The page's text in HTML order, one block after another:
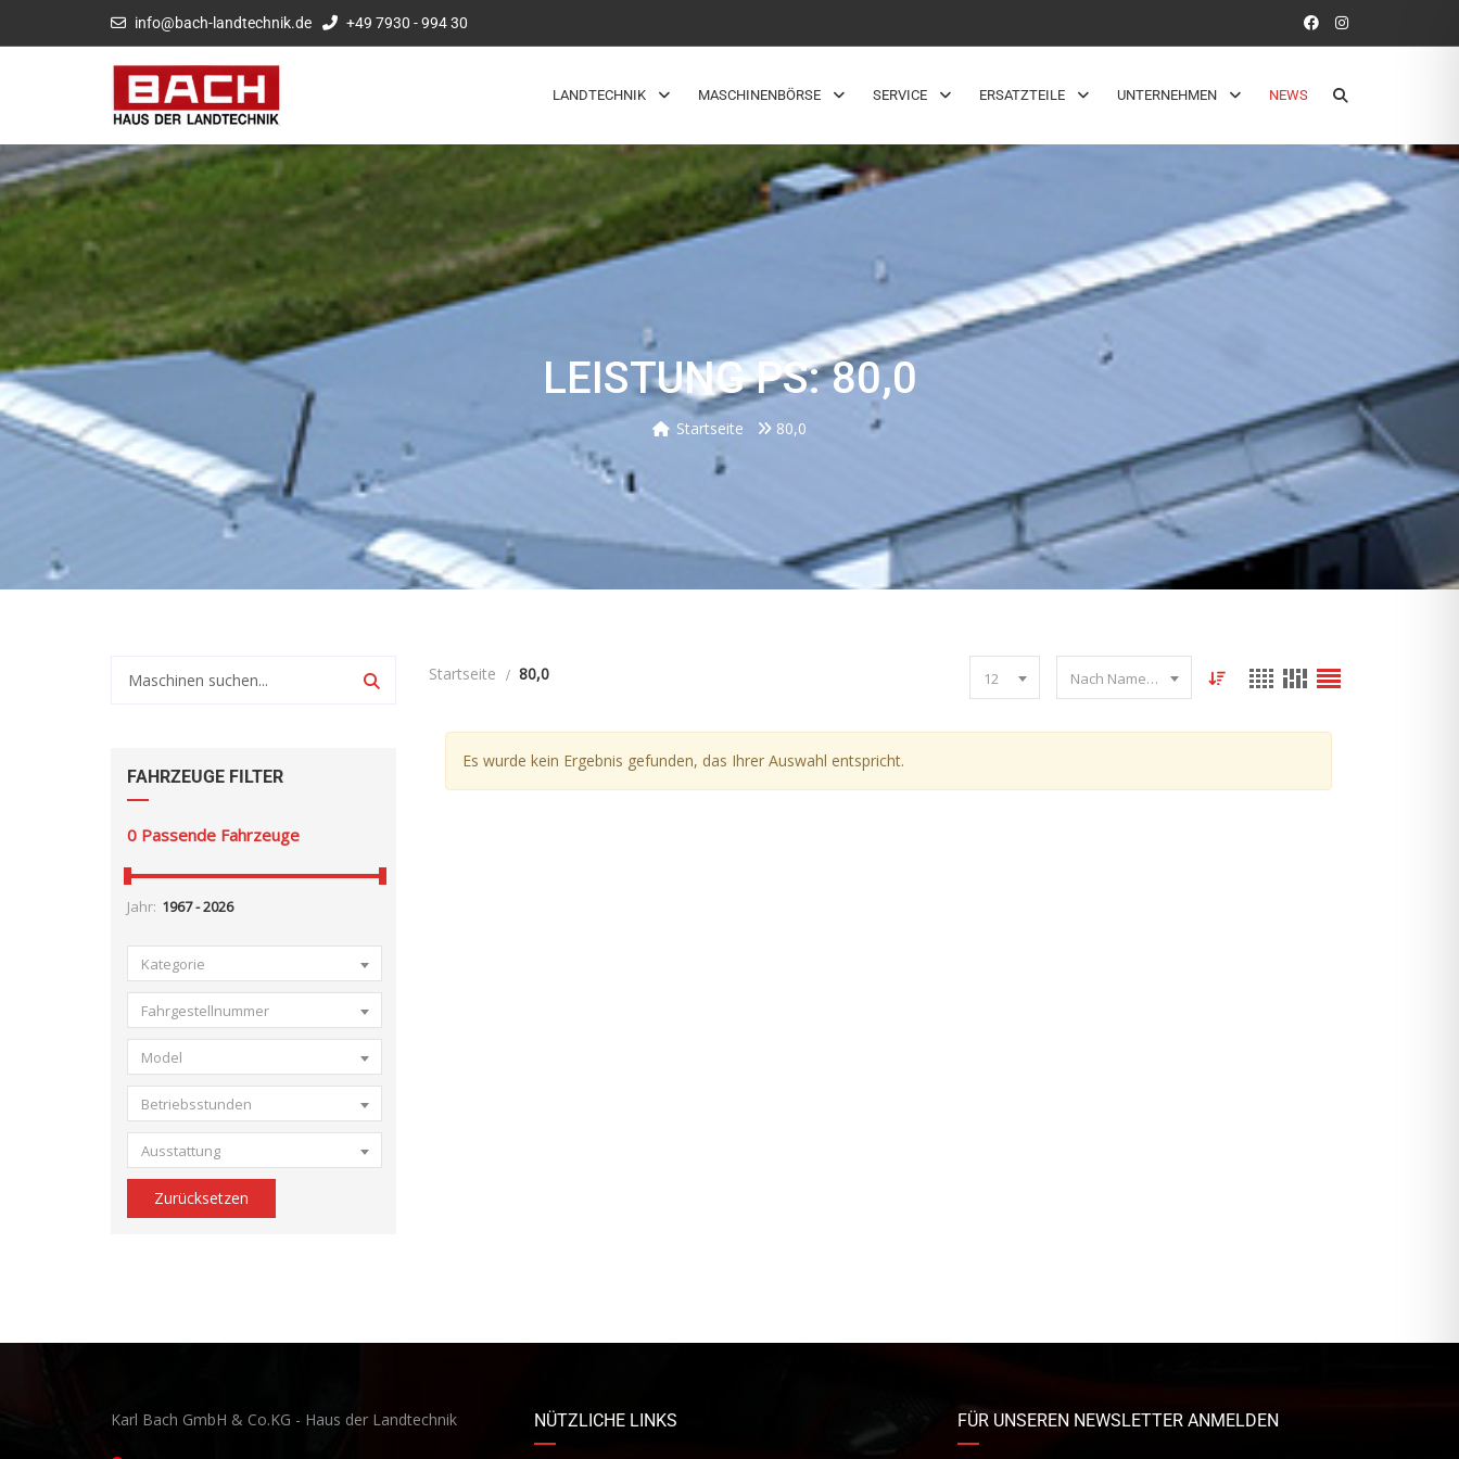
info@bach-landtechnik.de +49 7930 - 994 30
LANDTECHNIK MASCHINENBÖRSE SERVICE ERSATZTEILE UNTERNEHMEN NEWS
LEISTUNG PS: 80,0
Startseite 80,0
FAHRZEUGE FILTER
0 Passende Fahrzeuge
Jahr:
Kategorie
Fahrgestellnummer
Model
Betriebsstunden
Ausstattung
Zurücksetzen
Startseite 80,0 12 Nach Name sortieren
Es wurde kein Ergebnis gefunden, das Ihrer Auswahl entspricht.
Karl Bach GmbH & Co.KG - Haus der Landtechnik NÜTZLICHE LINKS FÜR UNSEREN NEWSLETTER ANMELDEN